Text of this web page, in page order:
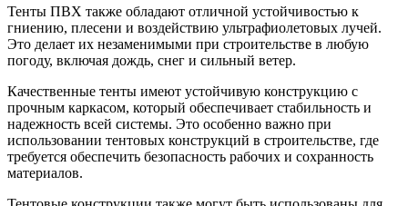
Тенты ПВХ также обладают отличной устойчивостью к
гниению, плесени и воздействию ультрафиолетовых лучей.
Это делает их незаменимыми при строительстве в любую
погоду, включая дождь, снег и сильный ветер.
Качественные тенты имеют устойчивую конструкцию с
прочным каркасом, который обеспечивает стабильность и
надежность всей системы. Это особенно важно при
использовании тентовых конструкций в строительстве, где
требуется обеспечить безопасность рабочих и сохранность
материалов.